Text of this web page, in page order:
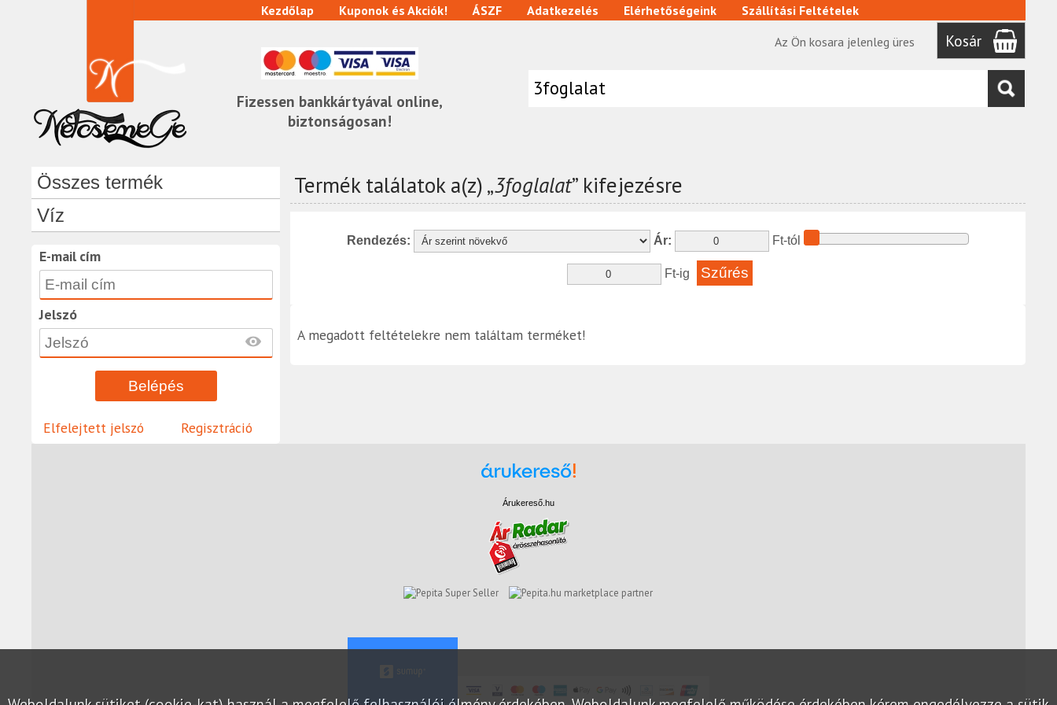
Fizessen bankkártyával online,
biztonságosan!
Kezdőlap Kuponok és Akciók! ÁSZF Adatkezelés Elérhetőségeink
Szállítási Feltételek
Az Ön kosara jelenleg üres
Kosár
Összes termék
Víz
E-mail cím
Jelszó
Elfelejtett jelszó Regisztráció
Termék találatok a(z) „3foglalat” kifejezésre
Rendezés: Ár: Ft-tól
Ft-ig
A megadott feltételekre nem találtam terméket!
Árukereső.hu
marketplace partner